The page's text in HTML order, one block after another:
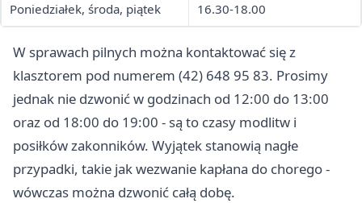
Poniedziałek, środa, piątek 16.30-18.00
W sprawach pilnych można kontaktować się z
klasztorem pod numerem (42) 648 95 83. Prosimy
jednak nie dzwonić w godzinach od 12:00 do 13:00
oraz od 18:00 do 19:00 - są to czasy modlitw i
posiłków zakonników. Wyjątek stanowią nagłe
przypadki, takie jak wezwanie kapłana do chorego -
wówczas można dzwonić całą dobę.